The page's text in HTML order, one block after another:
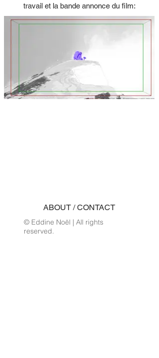
travail et la bande annonce du film:
ABOUT / CONTACT
© Eddine Noël | All rights
reserved.